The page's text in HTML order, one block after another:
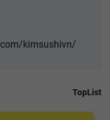
kimsushivn/
TopList